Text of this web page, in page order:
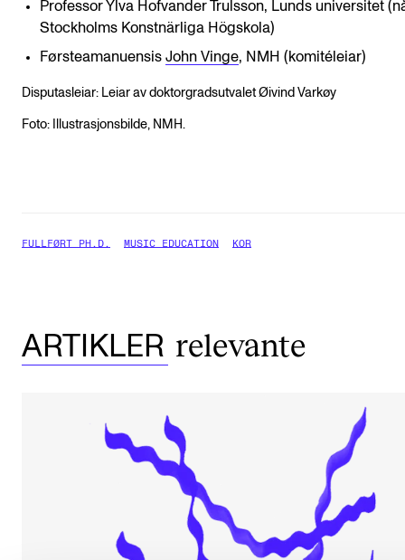
Professor Ylva Hofvander Trulsson, Lunds universitet
Stockholms Konstnärliga Högskola)
Førsteamanuensis John Vinge, NMH (komitéleiar)
Disputasleiar: Leiar av doktorgradsutvalet Øivind Varkøy
Foto: Illustrasjonsbilde, NMH.
FULLFØRT PH.D. MUSIC EDUCATION KOR
ARTIKLER relevante